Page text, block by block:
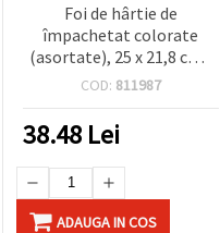
Foi de hârtie de
împachetat colorate
(asortate), 25 x 21,8 cm -
50 buc.
COD: 811987
38.48 Lei
ADAUGA IN COS